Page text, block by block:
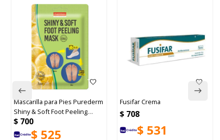
Mascarilla para Pies Purederm
Shiny & Soft Foot Peeling
Mask 1 Par
$ 700
$ 525
Fusifar Crema
$ 708
$ 531